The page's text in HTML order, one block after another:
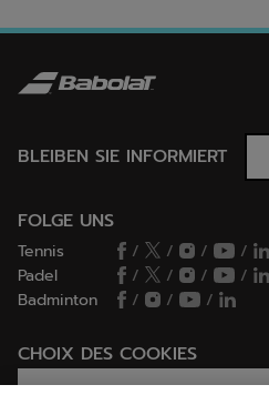
BLEIBEN SIE INFORMIERT
FOLGE UNS
Tennis / / /
/
Padel
/ / /
/
Badminton
/ / /
CHOIX DES COOKIES